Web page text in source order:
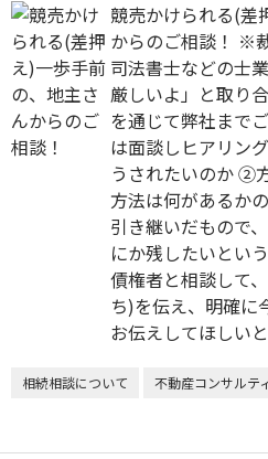
競売かけられる(差
からのご相談！ ※
司法書士などの士
厳しいよ」と取り
を通じて弊社まで
は面談しヒアリン
うされたいのか ②
方法は何があるか
引き継いだもので
にか残したいとい
債権者と相談して
ち)を伝え、明確に
お伝えしてほしいと
相続相談について 不動産コンサルテ